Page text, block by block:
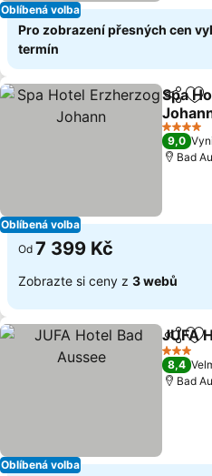
Oblíbená volba
Pro zobrazení přesných cen
termín
Oblíbená volba
Sdílet
Spa
4 Počet
9,0
Bad
Od 7 399 Kč
Zobrazte si ceny z 3 webů
Oblíbená volba
Sdílet
JUFA
3 Počet
8,4
Bad